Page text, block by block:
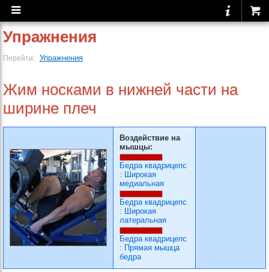
Упражнения
Перейти: Упражнения
Жим носками в нижней части на
ширине плеч
Воздействие на
мышцы:
Бедра квадрицепс
: Широкая
медиальная
Бедра квадрицепс
: Широкая
латеральная
Бедра квадрицепс
: Прямая мышца
бедра